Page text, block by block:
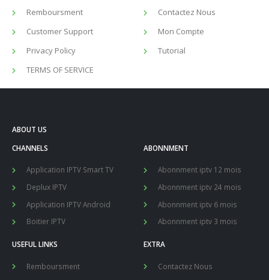
Remboursment
Customer Support
Privacy Policy
TERMS OF SERVICE
Contactez Nous
Mon Compte
Tutorial
ABOUT US
CHANNELS
Application IPTV Smart TV
Deplux IPTV
Application IPTV Android
Boitier IPTV
ABONNMENT
Abonnment iptv 12 mois
Abonnment iptv 24 mois
Abonnment iptv 6 mois
Abonnment iptv 3 mois
USEFUL LINKS
Remboursment
EXTRA
Contactez Nous